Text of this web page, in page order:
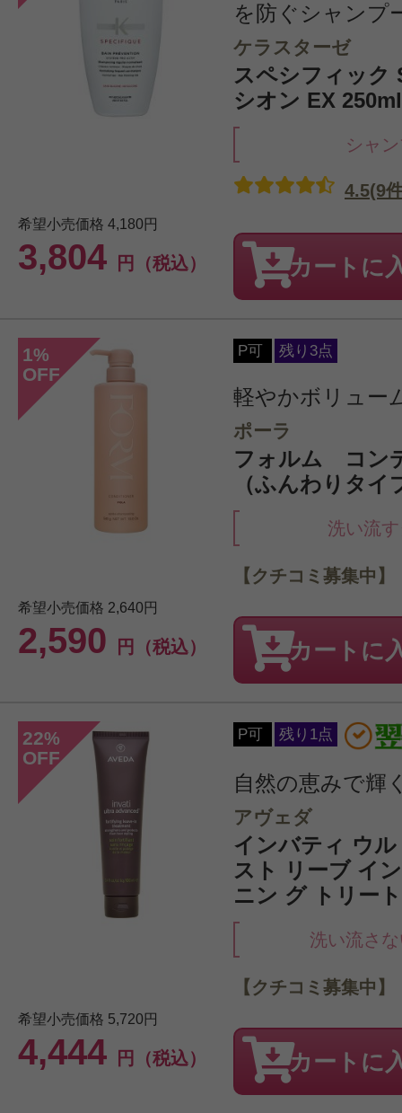
を防ぐシャンプ
ケラスターゼ
スペシフィック
シオン EX 250ml
シャ
希望小売価格 4,180円
3,804 円（税込）
4.5(9
カートに
1%
OFF
P可 残り3点
軽やかボリュー
ポーラ
フォルム コン
（ふんわりタイ
洗い流
希望小売価格 2,640円
2,590 円（税込）
【クチコミ募集中】
カートに
22%
OFF
P可 残り1点
自然の恵みで輝
アヴェダ
インバティ ウ
スト リーブ イ
ニン グ トリー
洗い流さ
希望小売価格 5,720円
4,444 円（税込）
【クチコミ募集中】
カートに